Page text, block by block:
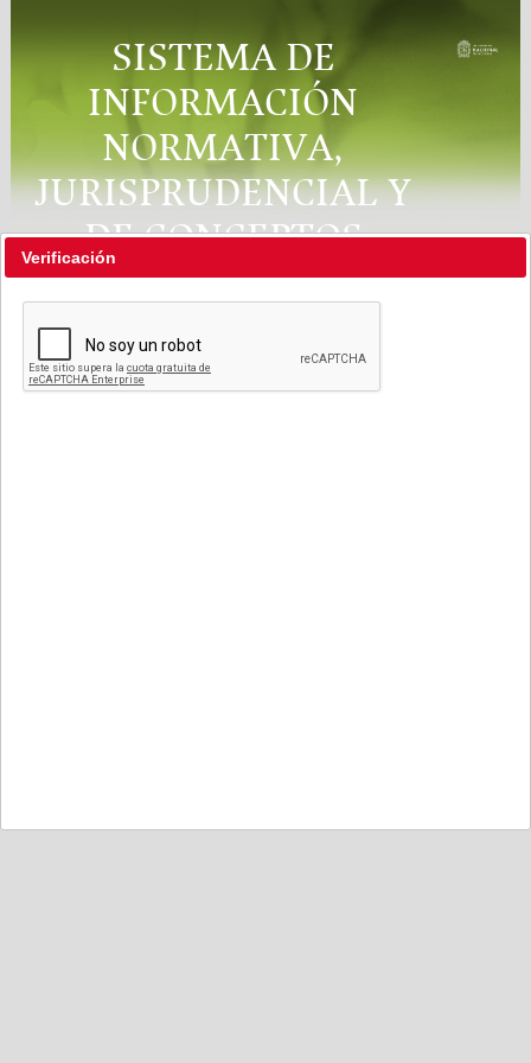
SISTEMA DE
INFORMACIÓN
NORMATIVA,
JURISPRUDENCIAL Y
DE CONCEPTOS
"RÉGIMEN LEGAL"
Verificación